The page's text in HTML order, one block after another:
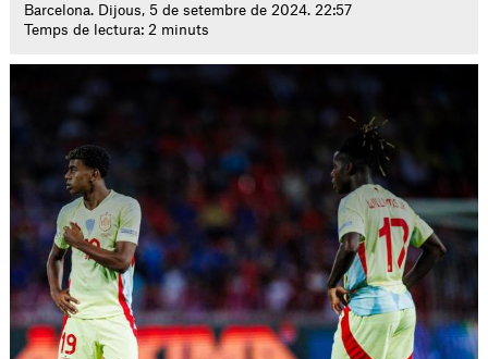
Barcelona. Dijous, 5 de setembre de 2024. 22:57
Temps de lectura: 2 minuts